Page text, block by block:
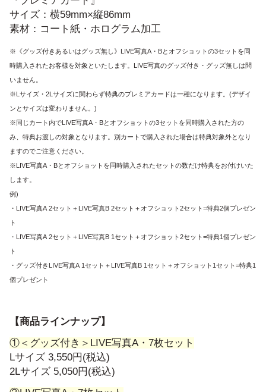
サイズ：横59mm×縦86mm
素材：コート紙・ホログラム加工
※《グッズ付きあるいはグッズ無し》LIVE写真A・Bとオフショットの3セットを同
時購入されたお客様を対象といたします。LIVE写真のグッズ付き・グッズ無しは問
いません。
※Lサイズ・2Lサイズに関わらず特典のプレミアカードは一種になります。(デザイ
ンとサイズは変わりません。)
※同じカート内でLIVE写真A・Bとオフショットの3セットを同時購入された方の
み、特典お渡しの対象となります。別カートで購入された場合は特典対象外となり
ますのでご注意ください。
※LIVE写真A・Bとオフショットを同時購入されたセットの数だけ特典をお付けいた
します。
例)
・LIVE写真A 2セット＋LIVE写真B 2セット＋オフショット2セット=特典2個プレゼン
ト
・LIVE写真A 2セット＋LIVE写真B 1セット＋オフショット2セット=特典1個プレゼン
ト
・グッズ付きLIVE写真A 1セット＋LIVE写真B 1セット＋オフショット1セット=特典1
個プレゼント
【商品ラインナップ】
①＜グッズ付き＞LIVE写真A・7枚セット
Lサイズ 3,550円(税込)
2Lサイズ 5,050円(税込)